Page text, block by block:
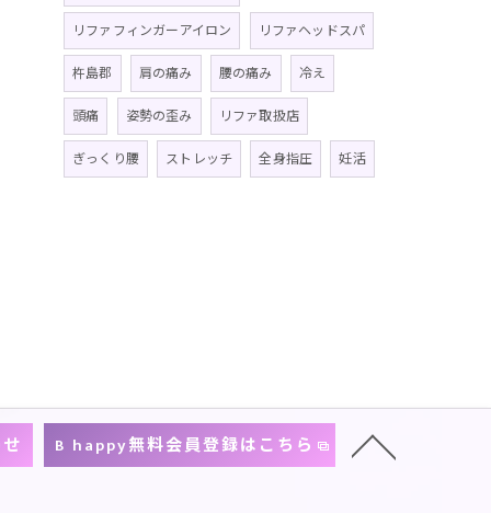
リファフィンガーアイロン
リファヘッドスパ
杵島郡
肩の痛み 腰の痛み
冷え
頭痛
姿勢の歪み
リファ取扱店
ぎっくり腰
ストレッチ 全身指圧 妊活
B happy無料会員登録はこちら